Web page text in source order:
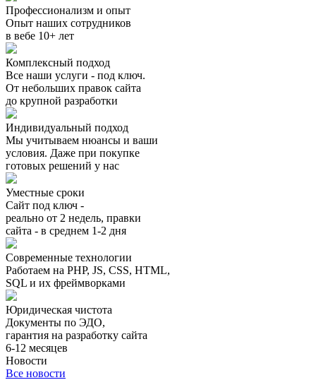
Профессионализм и опыт
Опыт наших сотрудников
в вебе 10+ лет
Комплексный подход
Все наши услуги - под ключ.
От небольших правок сайта
до крупной разработки
Индивидуальный подход
Мы учитываем нюансы и ваши
условия. Даже при покупке
готовых решений у нас
Уместные сроки
Сайт под ключ -
реально от 2 недель, правки
сайта - в среднем 1-2 дня
Современные технологии
Работаем на PHP, JS, CSS, HTML,
SQL и их фреймворками
Юридическая чистота
Документы по ЭДО,
гарантия на разработку сайта
6-12 месяцев
Новости
Все новости